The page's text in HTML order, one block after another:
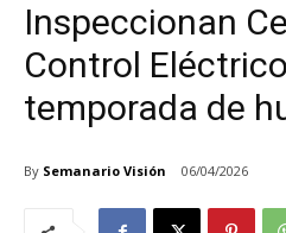
Inspeccionan
Control
temporada de
By Semanario Visión 06/04/2026